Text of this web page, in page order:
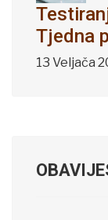
Tjedna
13 Veljača